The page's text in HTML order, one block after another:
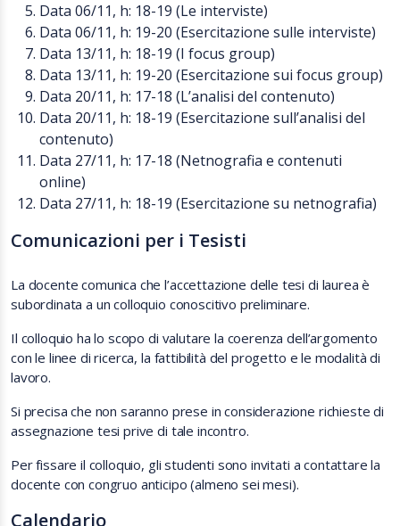
Data 06/11, h: 18-19 (Le interviste)
Data 06/11, h: 19-20 (Esercitazione sulle interviste)
Data 13/11, h: 18-19 (I focus group)
Data 13/11, h: 19-20 (Esercitazione sui focus group)
Data 20/11, h: 17-18 (L’analisi del contenuto)
Data 20/11, h: 18-19 (Esercitazione sull’analisi del
contenuto)
Data 27/11, h: 17-18 (Netnografia e contenuti
online)
Data 27/11, h: 18-19 (Esercitazione su netnografia)
Comunicazioni per i Tesisti
La docente comunica che l’accettazione delle tesi di laurea è
subordinata a un colloquio conoscitivo preliminare.
Il colloquio ha lo scopo di valutare la coerenza dell’argomento
con le linee di ricerca, la fattibilità del progetto e le modalità di
lavoro.
Si precisa che non saranno prese in considerazione richieste di
assegnazione tesi prive di tale incontro.
Per fissare il colloquio, gli studenti sono invitati a contattare la
docente con congruo anticipo (almeno sei mesi).
Calendario